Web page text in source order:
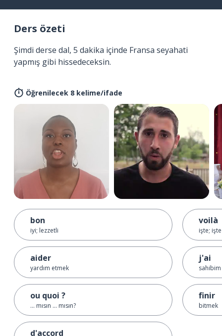
Ders özeti
Şimdi derse dal, 5 dakika içinde Fransa seyahati
yapmış gibi hissedeceksin.
Öğrenilecek 8 kelime/ifade
bon
iyi; lezzetli
aider
yardım etmek
ou quoi ?
... mısın ... mısın?
d'accord
voilà
işte;
j'ai
sahibim
finir
bitmek